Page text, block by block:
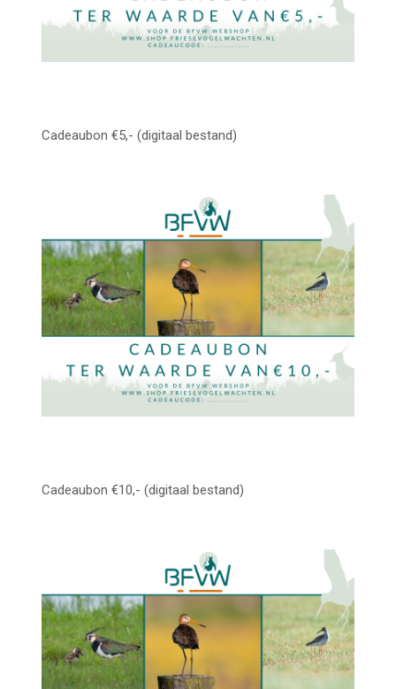
Cadeaubon €5,- (digitaal bestand)
Cadeaubon €10,- (digitaal bestand)